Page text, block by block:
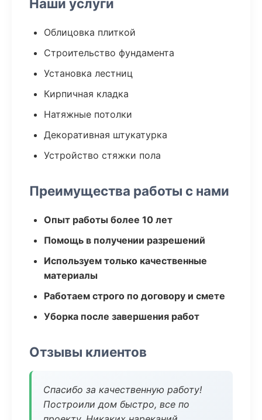
Наши услуги
Облицовка плиткой
Строительство фундамента
Установка лестниц
Кирпичная кладка
Натяжные потолки
Декоративная штукатурка
Устройство стяжки пола
Преимущества работы с нами
Опыт работы более 10 лет
Помощь в получении разрешений
Используем только качественные
материалы
Работаем строго по договору и смете
Уборка после завершения работ
Отзывы клиентов
Спасибо за качественную работу!
Построили дом быстро, все по